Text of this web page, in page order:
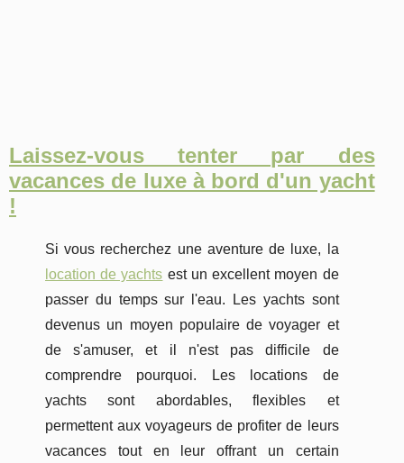
Laissez-vous tenter par des
vacances de luxe à bord d'un yacht
!
Si vous recherchez une aventure de luxe, la
location de yachts est un excellent moyen de
passer du temps sur l'eau. Les yachts sont
devenus un moyen populaire de voyager et
de s'amuser, et il n'est pas difficile de
comprendre pourquoi. Les locations de
yachts sont abordables, flexibles et
permettent aux voyageurs de profiter de leurs
vacances tout en leur offrant un certain